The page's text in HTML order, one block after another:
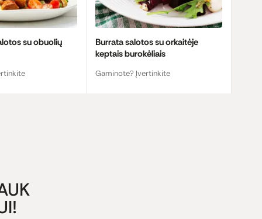
su obuolių
Burrata salotos su orkaitėje
keptais burokėliais
Gaminote? Įvertinkite